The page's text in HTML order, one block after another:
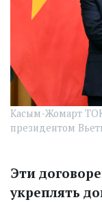
Касым-Жомарт
президентом
Эти
укреплять